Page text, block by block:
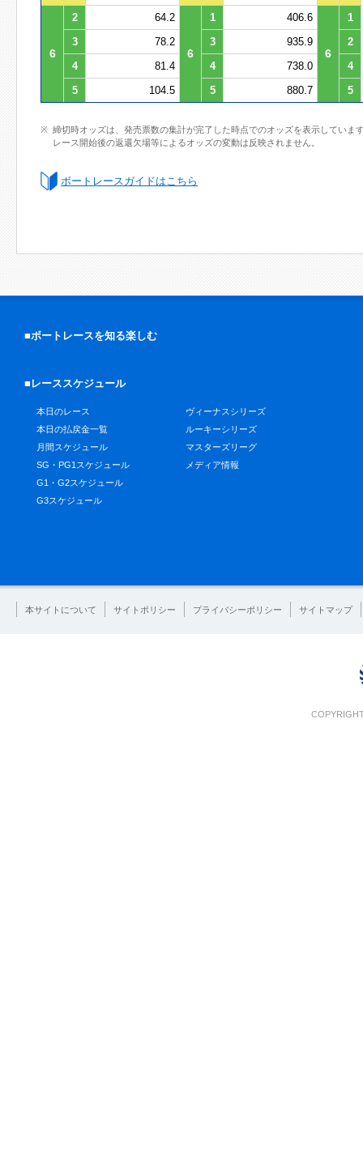
6
2 64.2
6
1 406.6
6
1
3
78.2 3 935.9
2
4
81.4 4 738.0
4
5
104.5 5 880.7 5
締切時オッズは、発売票数の集計が完了した時点でのオッズを表示していま
レース開始後の返還欠場等によるオッズの変動は反映されません。
ボートレースガイドはこちら
■ボートレースを知る楽しむ
■レーススケジュール
本日のレース
本日の払戻金一覧
月間スケジュール
SG・PG1スケジュール
G1・G2スケジュール
G3スケジュール
ヴィーナスシリーズ
ルーキーシリーズ
マスターズリーグ
メディア情報
本サイトについて サイトポリシー プライバシーポリシー サイトマップ